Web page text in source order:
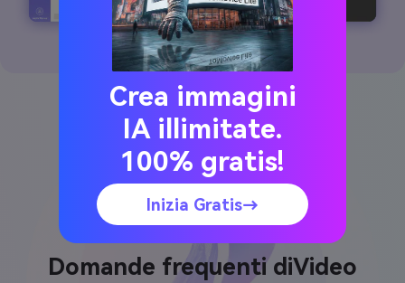
Domande frequenti diVideo
Crea immagini
IA illimitate.
100% gratis!
Inizia Gratis→